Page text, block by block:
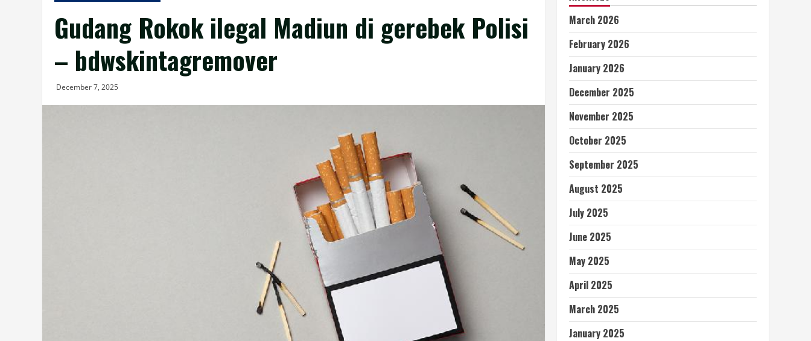
Gudang Rokok ilegal Madiun di gerebek Polisi
– bdwskintagremover
December 7, 2025
March 2026
February 2026
January 2026
December 2025
November 2025
October 2025
September 2025
August 2025
July 2025
June 2025
May 2025
April 2025
March 2025
January 2025